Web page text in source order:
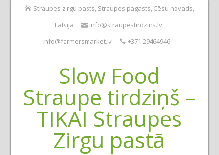
Straupes zirgu pasts, Straupes pagasts, Cēsu novads,
Latvija
info@straupestirdzins.lv,
info@farmersmarket.lv
+371 29464946
Slow Food
Straupe tirdziņš –
TIKAI Straupes
Zirgu pastā